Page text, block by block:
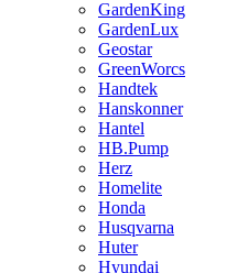
GardenKing
GardenLux
Geostar
GreenWorcs
Handtek
Hanskonner
Hantel
HB.Pump
Herz
Homelite
Honda
Husqvarna
Huter
Hyundai